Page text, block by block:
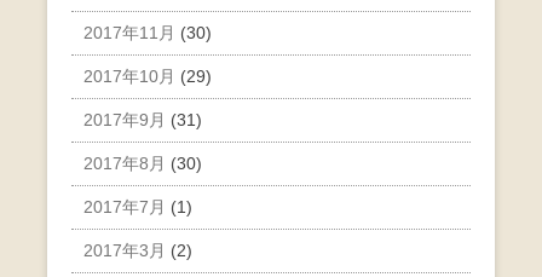
2017年11月 (30)
2017年10月 (29)
2017年9月 (31)
2017年8月 (30)
2017年7月 (1)
2017年3月 (2)